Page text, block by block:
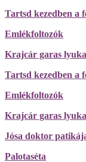
Tartsd kezedben a
Emlékfoltozók
Krajcár garas
Tartsd kezedben a
Emlékfoltozók
Krajcár garas
Jósa doktor
Palotaséta